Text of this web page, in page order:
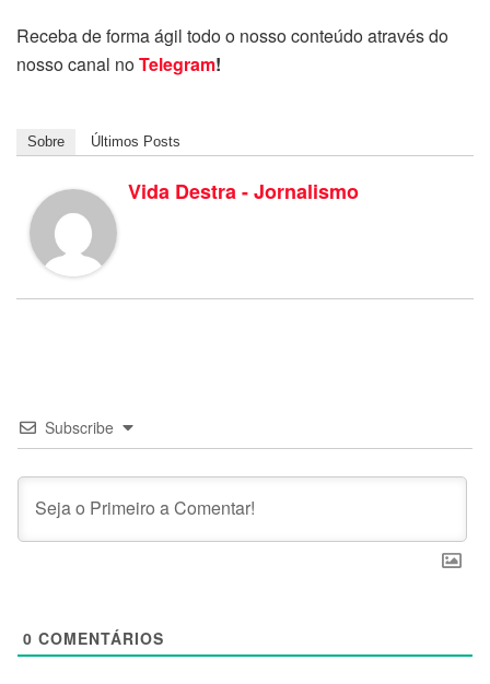
Receba de forma ágil todo o nosso conteúdo através do
nosso canal noTelegram!
Sobre Últimos Posts
Vida Destra - Jornalismo
Subscribe
0 COMENTÁRIOS